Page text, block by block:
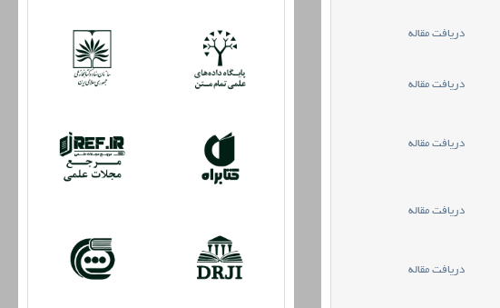
دریافت مقاله
دریافت مقاله
دریافت مقاله
دریافت مقاله
دریافت مقاله